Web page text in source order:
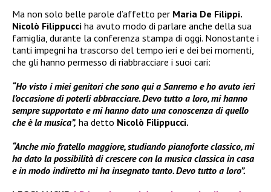
Ma non solo belle parole d’affetto per Maria De Filippi.
Nicolò Filippucci ha avuto modo di parlare anche della sua
famiglia, durante la conferenza stampa di oggi. Nonostante i
tanti impegni ha trascorso del tempo ieri e dei bei momenti,
che gli hanno permesso di riabbracciare i suoi cari:
“Ho visto i miei genitori che sono qui a Sanremo e ho avuto ieri
l’occasione di poterli abbracciare. Devo tutto a loro, mi hanno
sempre supportato e mi hanno dato una conoscenza di quello
che è la musica”, ha detto Nicolò Filippucci.
“Anche mio fratello maggiore, studiando pianoforte classico, mi
ha dato la possibilità di crescere con la musica classica in casa
e in modo indiretto mi ha insegnato tanto. Devo tutto a loro”.